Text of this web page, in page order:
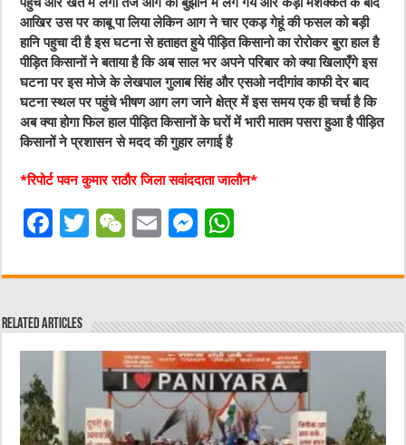
आखिर उस पर काबू पा लिया लेकिन आग ने चार एकड़ गेहूं की फसल को बड़ी
हानि पहुचा दी है इस घटना से हताहत हुये पीड़ित किसानो का रोरोकर बुरा हाल है
पीड़ित किसानों ने बताया है कि अब साल भर अपने परिबार को क्या खिलाएँगे इस
घटना पर इस मोजे के लेखपाल गुलाब सिंह और एसओ नदीगांव काफी देर बाद
घटना स्थल पर पहुंचे भीषण आग लग जाने क्षेत्र में इस समय एक ही चर्चा है कि
अब क्या होगा फिल हाल पीड़ित किसानों के घरों में भारी मातम पसरा हुआ है पीड़ित
किसानों ने प्रशासन से मदद की गुहार लगाई है
*रिपोर्ट पवन कुमार राठौर जिला सवांददाता जालौन*
F
c
e
b
o
k
T
it
r
W
C
at
E
ai
M
ss
n
g
er
at
A
p
p
Related Articles